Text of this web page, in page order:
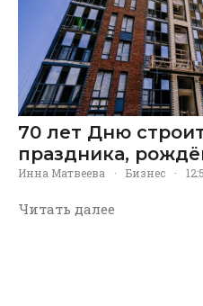
70 лет Дню
праздника,
Инна Матвеева · Бизнес ·
Читать далее